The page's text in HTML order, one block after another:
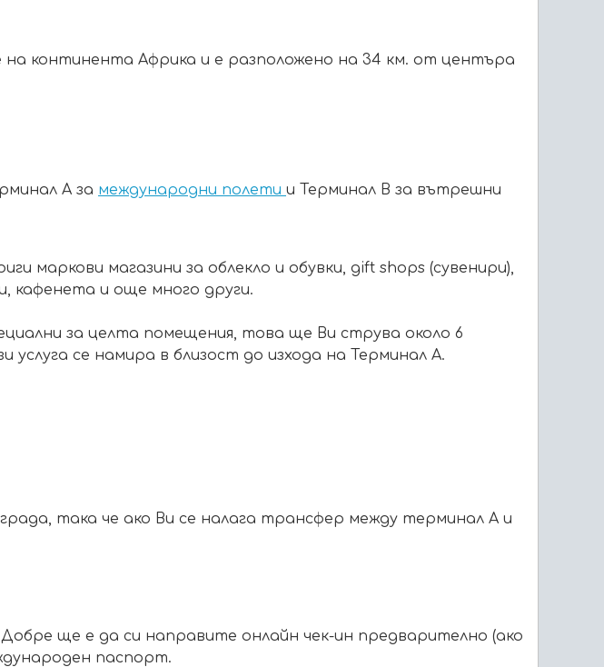
континента Африка и е разположено на 34 км. от центъра
А за международни полети и Терминал В за вътрешни
маркови магазини за облекло и обувки, gift shops (сувенири),
кафенета и още много други.
за целта помещения, това ще Ви струва около 6
се намира в близост до изхода на Терминал А.
така че ако Ви се налага трансфер между терминал A и
ще е да си направите онлайн чек-ин предварително (ако
паспорт.